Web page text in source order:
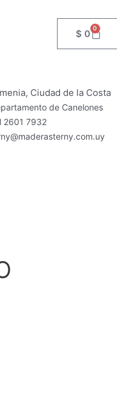
$ 0 0
Cart
Ciudad de la Costa
de Canelones
2601 7932